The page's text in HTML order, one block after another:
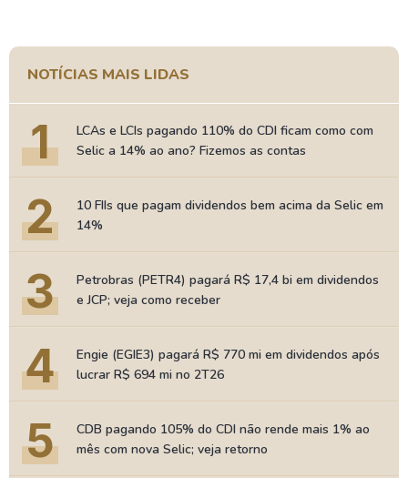
NOTÍCIAS MAIS LIDAS
1
LCAs e LCIs pagando 110% do CDI ficam como com
Selic a 14% ao ano? Fizemos as contas
2
10 FIIs que pagam dividendos bem acima da Selic em
14%
3
Petrobras (PETR4) pagará R$ 17,4 bi em dividendos
e JCP; veja como receber
4
Engie (EGIE3) pagará R$ 770 mi em dividendos após
lucrar R$ 694 mi no 2T26
5
CDB pagando 105% do CDI não rende mais 1% ao
mês com nova Selic; veja retorno